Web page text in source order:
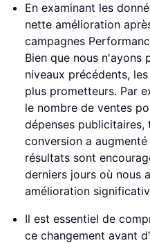
En examinant les
nette amélioration
campagnes
Bien que nous n'ayons
niveaux précédents,
plus prometteurs. Par
le nombre de ventes
dépenses
conversion a
résultats sont
derniers jours où nous
amélioration
Il est essentiel de
ce changement avant